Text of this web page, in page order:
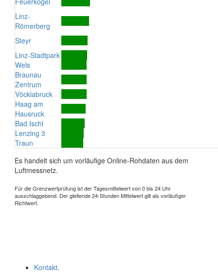
Linz-
Römerberg
Steyr
Linz-Stadtpark
Wels
Braunau
Zentrum
Vöcklabruck
Haag am
Hausruck
Bad Ischl
Lenzing 3
Traun
Es handelt sich um vorläufige Online-Rohdaten aus dem
Luftmessnetz.
Für die Grenzwertprüfung ist der Tagesmittelwert von 0 bis 24 Uhr
ausschlaggebend. Der gleitende 24-Stunden Mittelwert gilt als vorläufiger
Richtwert.
Kontakt.